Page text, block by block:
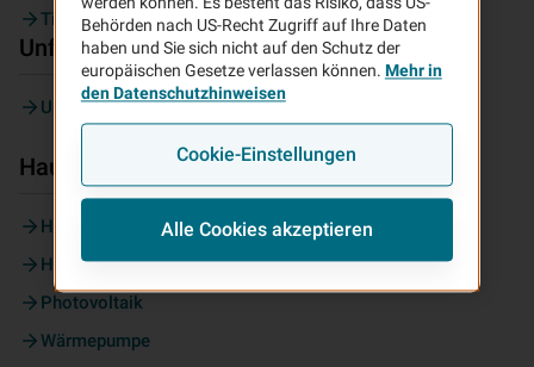
Tierhalter
Unfall
Unfallversicherung
Haus & Wohnen
Haus & Grundbesitz
Hausrat
Photovoltaik
Wärmepumpe
Behörden nach US-Recht Zugriff auf Ihre Daten
haben und Sie sich nicht auf den Schutz der
europäischen Gesetze verlassen können. Mehr in
den Datenschutzhinweisen
Cookie-Einstellungen
Alle Cookies akzeptieren